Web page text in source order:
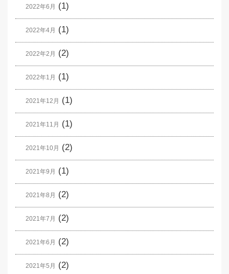
2022年6月 (1)
2022年4月 (1)
2022年2月 (2)
2022年1月 (1)
2021年12月 (1)
2021年11月 (1)
2021年10月 (2)
2021年9月 (1)
2021年8月 (2)
2021年7月 (2)
2021年6月 (2)
2021年5月 (2)